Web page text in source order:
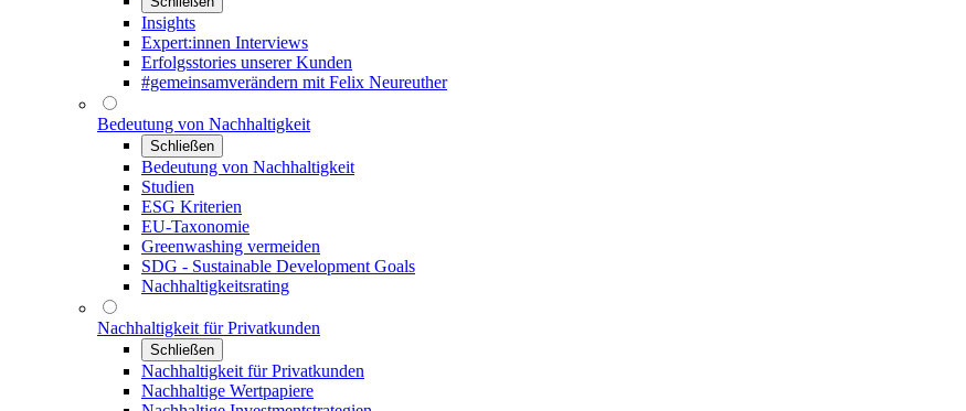
Insights
Expert:innen Interviews
Erfolgsstories unserer Kunden
#gemeinsamverändern mit Felix Neureuther
Bedeutung von Nachhaltigkeit
Schließen
Bedeutung von Nachhaltigkeit
Studien
ESG Kriterien
EU-Taxonomie
Greenwashing vermeiden
SDG - Sustainable Development Goals
Nachhaltigkeitsrating
Nachhaltigkeit für Privatkunden
Schließen
Nachhaltigkeit für Privatkunden
Nachhaltige Wertpapiere